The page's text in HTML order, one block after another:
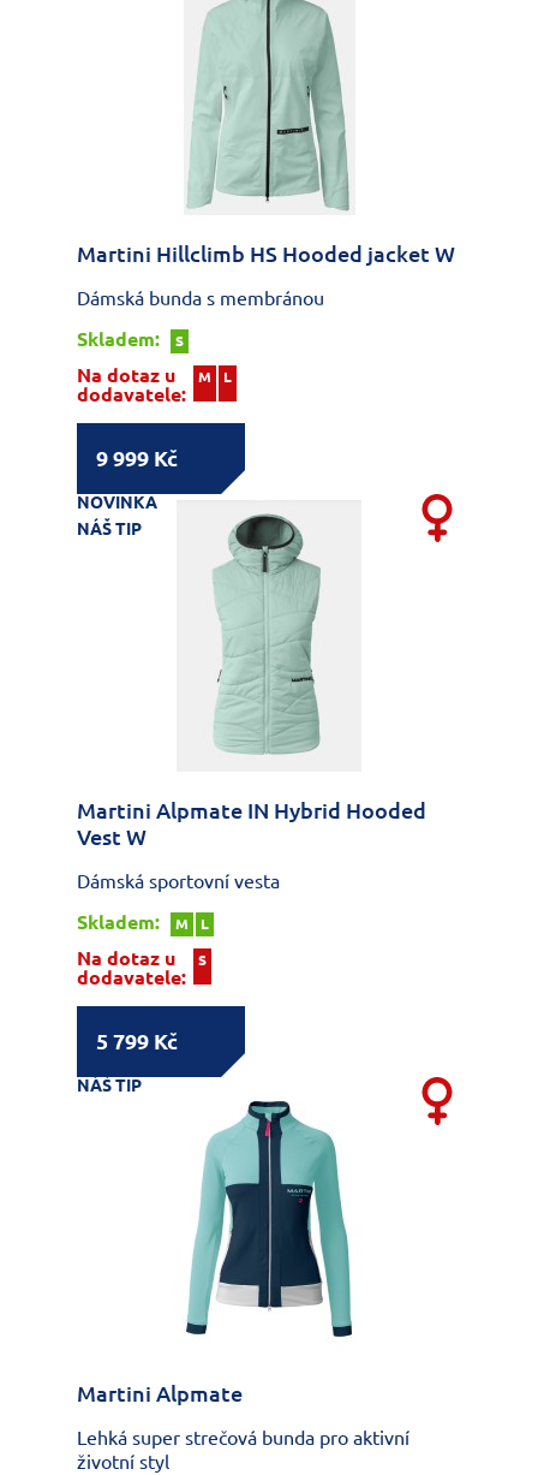
Martini Hillclimb HS Hooded jacket W
Dámská bunda s membránou
Skladem:
S
Na dotaz u
dodavatele:
M L
9 999 Kč
NOVINKA
NÁŠ TIP
Martini Alpmate IN Hybrid Hooded
Vest W
Dámská sportovní vesta
Skladem:
M L
Na dotaz u
dodavatele:
S
5 799 Kč
NÁŠ TIP
Martini Alpmate
Lehká super strečová bunda pro aktivní
životní styl